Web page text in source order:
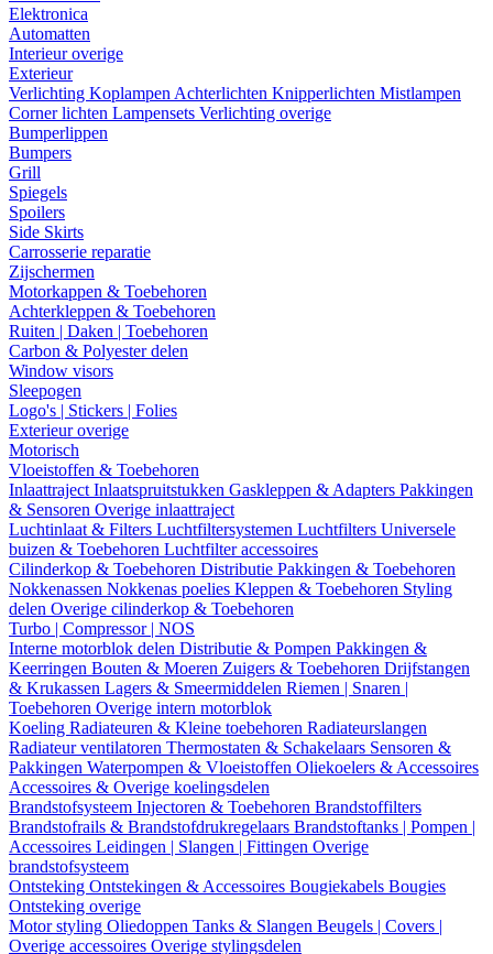
Elektronica
Automatten
Interieur overige
Exterieur
Verlichting Koplampen Achterlichten Knipperlichten Mistlampen
Corner lichten Lampensets Verlichting overige
Bumperlippen
Bumpers
Grill
Spiegels
Spoilers
Side Skirts
Carrosserie reparatie
Zijschermen
Motorkappen & Toebehoren
Achterkleppen & Toebehoren
Ruiten | Daken | Toebehoren
Carbon & Polyester delen
Window visors
Sleepogen
Logo's | Stickers | Folies
Exterieur overige
Motorisch
Vloeistoffen & Toebehoren
Inlaattraject Inlaatspruitstukken Gaskleppen & Adapters Pakkingen
& Sensoren Overige inlaattraject
Luchtinlaat & Filters Luchtfiltersystemen Luchtfilters Universele
buizen & Toebehoren Luchtfilter accessoires
Cilinderkop & Toebehoren Distributie Pakkingen & Toebehoren
Nokkenassen Nokkenas poelies Kleppen & Toebehoren Styling
delen Overige cilinderkop & Toebehoren
Turbo | Compressor | NOS
Interne motorblok delen Distributie & Pompen Pakkingen &
Keerringen Bouten & Moeren Zuigers & Toebehoren Drijfstangen
& Krukassen Lagers & Smeermiddelen Riemen | Snaren |
Toebehoren Overige intern motorblok
Koeling Radiateuren & Kleine toebehoren Radiateurslangen
Radiateur ventilatoren Thermostaten & Schakelaars Sensoren &
Pakkingen Waterpompen & Vloeistoffen Oliekoelers & Accessoires
Accessoires & Overige koelingsdelen
Brandstofsysteem Injectoren & Toebehoren Brandstoffilters
Brandstofrails & Brandstofdrukregelaars Brandstoftanks | Pompen |
Accessoires Leidingen | Slangen | Fittingen Overige
brandstofsysteem
Ontsteking Ontstekingen & Accessoires Bougiekabels Bougies
Ontsteking overige
Motor styling Oliedoppen Tanks & Slangen Beugels | Covers |
Overige accessoires Overige stylingsdelen